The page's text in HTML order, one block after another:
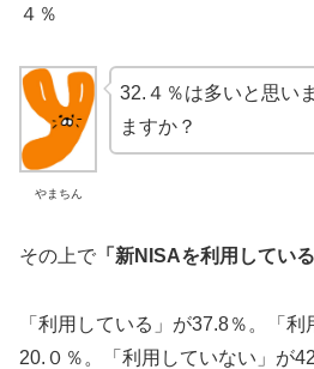
４％
やまちん
32.４％は多いと思い
ますか？
その上で 「新NISAを利用している
「利用している」が37.8％。「
20.０％。「利用していない」が